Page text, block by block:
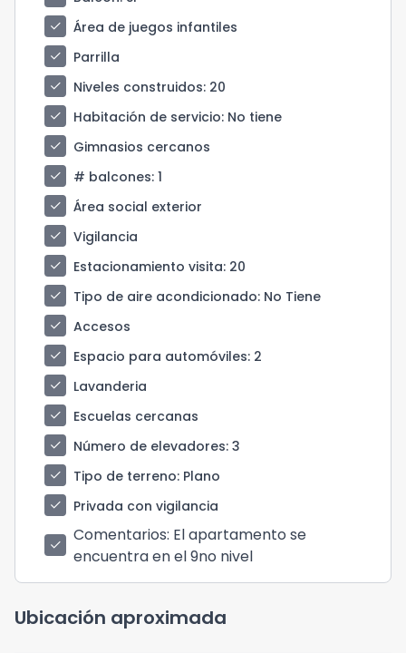
check
Área de juegos infantiles
check
Parrilla
check
Niveles construidos: 20
check
Habitación de servicio: No tiene
check
Gimnasios cercanos
check
# balcones: 1
check
Área social exterior
check
Vigilancia
check
Estacionamiento visita: 20
check
Tipo de aire acondicionado: No Tiene
check
Accesos
check
Espacio para automóviles: 2
check
Lavanderia
check
Escuelas cercanas
check
Número de elevadores: 3
check
Tipo de terreno: Plano
check
Privada con vigilancia
check Comentarios: El apartamento se
encuentra en el 9no nivel
Ubicación aproximada